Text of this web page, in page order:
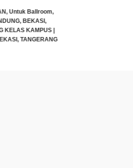
Dll, JAKARTA, BANDUNG, BEKASI,